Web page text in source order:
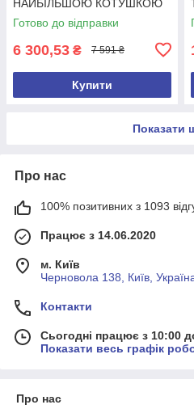
НАЙБІЛЬШОЮ КОТУШКОЮ
15 дюймів
Готово до відправки
6 300,53 ₴ 7 591 ₴
Купити
Показати
Про нас
100% позитивних з 1093
Працює з 14.06.2020
м. Київ
Черновола 138, Київ,
Контакти
Сьогодні працює з 10:00
Показати весь графік
Про нас